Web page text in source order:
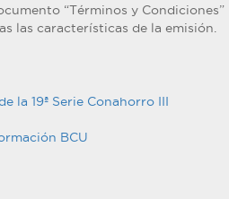
“Términos y Condiciones”
las características de la emisión.
la 19ª Serie Conahorro III
BCU